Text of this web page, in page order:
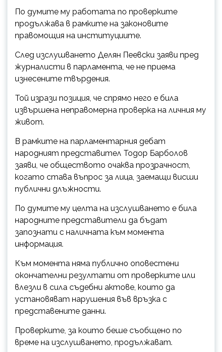
По думите му работата по проверките
продължава в рамките на законовите
правомощия на институциите.
След изслушването Делян Пеевски заяви пред
журналисти в парламента, че не приема
изнесените твърдения.
Той изрази позиция, че спрямо него е била
извършена неправомерна проверка на личния му
живот.
В рамките на парламентарния дебат
народният представител Тодор Барболов
заяви, че обществото очаква прозрачност,
когато става въпрос за лица, заемащи висши
публични длъжности.
По думите му целта на изслушването е била
народните представители да бъдат
запознати с наличната към момента
информация.
Към момента няма публично оповестени
окончателни резултати от проверките или
влезли в сила съдебни актове, които да
установяват нарушения във връзка с
представените данни.
Проверките, за които беше съобщено по
време на изслушването, продължават.